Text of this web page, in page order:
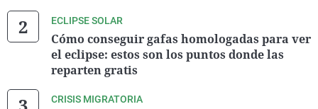
ECLIPSE SOLAR
Cómo conseguir gafas homologadas para ver
el eclipse: estos son los puntos donde las
reparten gratis
CRISIS MIGRATORIA